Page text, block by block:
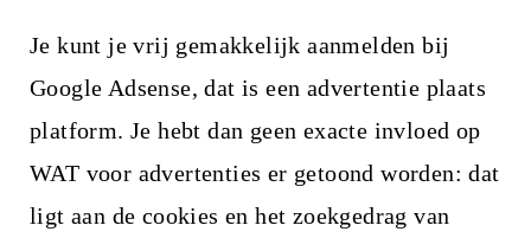
Je kunt je vrij gemakkelijk aanmelden bij
Google Adsense, dat is een advertentie plaats
platform. Je hebt dan geen exacte invloed op
WAT voor advertenties er getoond worden: dat
ligt aan de cookies en het zoekgedrag van